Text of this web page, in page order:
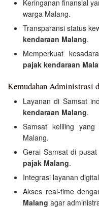
Keringanan finansial
warga Malang.
Transparansi status
kendaraan Malang.
Memperkuat
pajak kendaraan
Kemudahan Administrasi
Layanan di Samsat
kendaraan Malang.
Samsat keliling
Malang.
Gerai Samsat di
pajak Malang.
Integrasi layanan
Akses real-time
Malang agar